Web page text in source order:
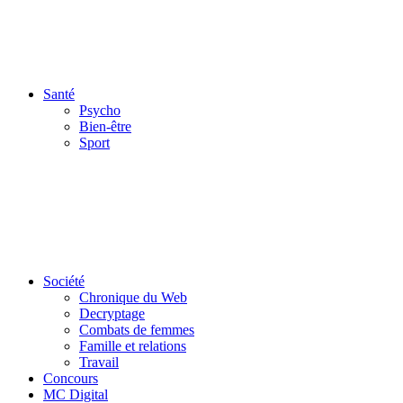
Santé
Psycho
Bien-être
Sport
Société
Chronique du Web
Decryptage
Combats de femmes
Famille et relations
Travail
Concours
MC Digital